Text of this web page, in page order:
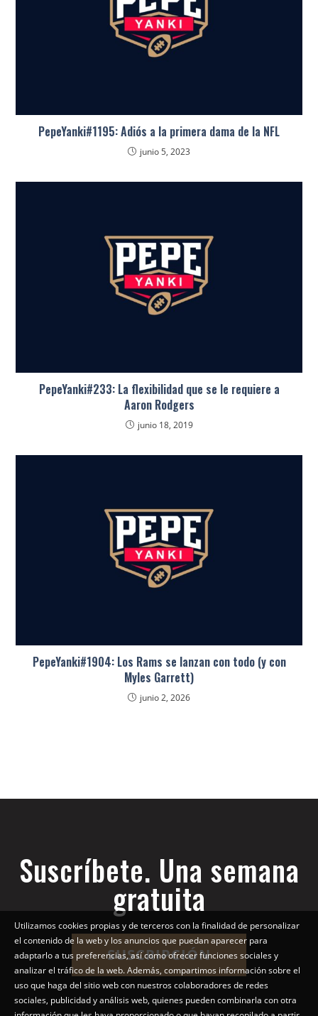
PepeYanki#1195: Adiós a la primera dama de la NFL
junio 5, 2023
PepeYanki#233: La flexibilidad que se le requiere a
Aaron Rodgers
junio 18, 2019
PepeYanki#1904: Los Rams se lanzan con todo (y con
Myles Garrett)
junio 2, 2026
Suscríbete. Una semana
gratuita
SUSCRIPCIÓN
Utilizamos cookies propias y de terceros con la finalidad de personalizar
el contenido de la web y los anuncios que puedan aparecer para
adaptarlo a tus preferencias, así como ofrecer funciones sociales y
analizar el tráfico de la web. Además, compartimos información sobre el
uso que haga del sitio web con nuestros colaboradores de redes
sociales, publicidad y análisis web, quienes pueden combinarla con otra